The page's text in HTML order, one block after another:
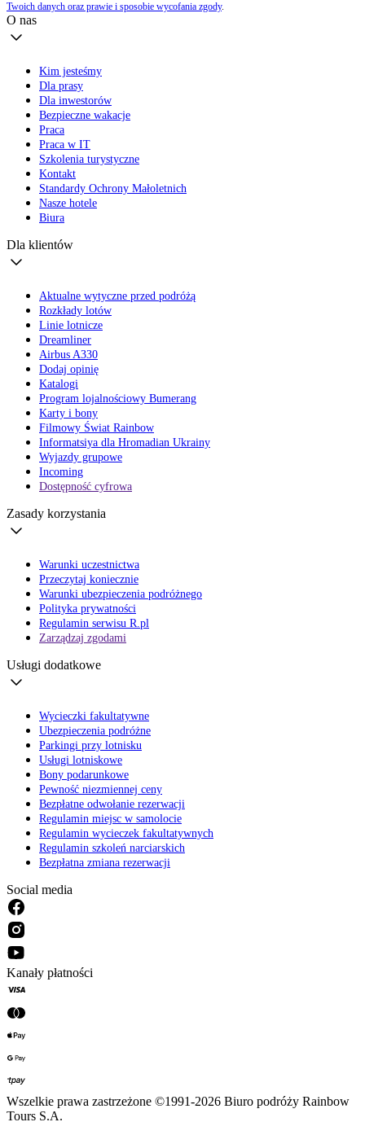
Twoich danych oraz prawie i sposobie wycofania zgody.
O nas
Kim jesteśmy
Dla prasy
Dla inwestorów
Bezpieczne wakacje
Praca
Praca w IT
Szkolenia turystyczne
Kontakt
Standardy Ochrony Małoletnich
Nasze hotele
Biura
Dla klientów
Aktualne wytyczne przed podróżą
Rozkłady lotów
Linie lotnicze
Dreamliner
Airbus A330
Dodaj opinię
Katalogi
Program lojalnościowy Bumerang
Karty i bony
Filmowy Świat Rainbow
Informatsiya dla Hromadian Ukrainy
Wyjazdy grupowe
Incoming
Dostępność cyfrowa
Zasady korzystania
Warunki uczestnictwa
Przeczytaj koniecznie
Warunki ubezpieczenia podróżnego
Polityka prywatności
Regulamin serwisu R.pl
Zarządzaj zgodami
Usługi dodatkowe
Wycieczki fakultatywne
Ubezpieczenia podróżne
Parkingi przy lotnisku
Usługi lotniskowe
Bony podarunkowe
Pewność niezmiennej ceny
Bezpłatne odwołanie rezerwacji
Regulamin miejsc w samolocie
Regulamin wycieczek fakultatywnych
Regulamin szkoleń narciarskich
Bezpłatna zmiana rezerwacji
Social media
Kanały płatności
Wszelkie prawa zastrzeżone ©1991-2026 Biuro podróży Rainbow
Tours S.A.